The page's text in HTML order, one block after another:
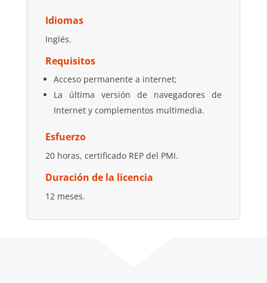
Idiomas
Inglés.
Requisitos
Acceso permanente a internet;
La última versión de navegadores de
Internet y complementos multimedia.
Esfuerzo
20 horas, certificado REP del PMI.
Duración de la licencia
12 meses.